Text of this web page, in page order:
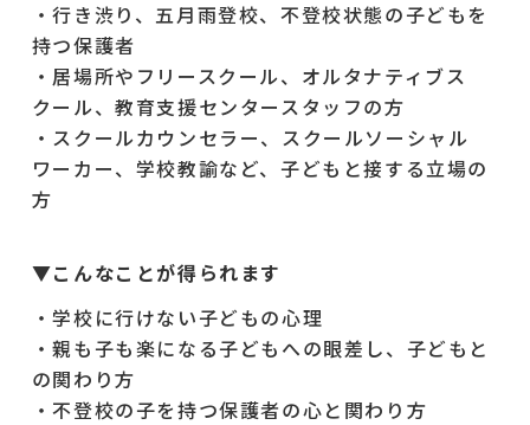
・行き渋り、五月雨登校、不登校状態の子どもを
持つ保護者
・居場所やフリースクール、オルタナティブス
クール、教育支援センタースタッフの方
・スクールカウンセラー、スクールソーシャル
ワーカー、学校教諭など、子どもと接する立場の
方
▼こんなことが得られます
・学校に行けない子どもの心理
・親も子も楽になる子どもへの眼差し、子どもと
の関わり方
・不登校の子を持つ保護者の心と関わり方